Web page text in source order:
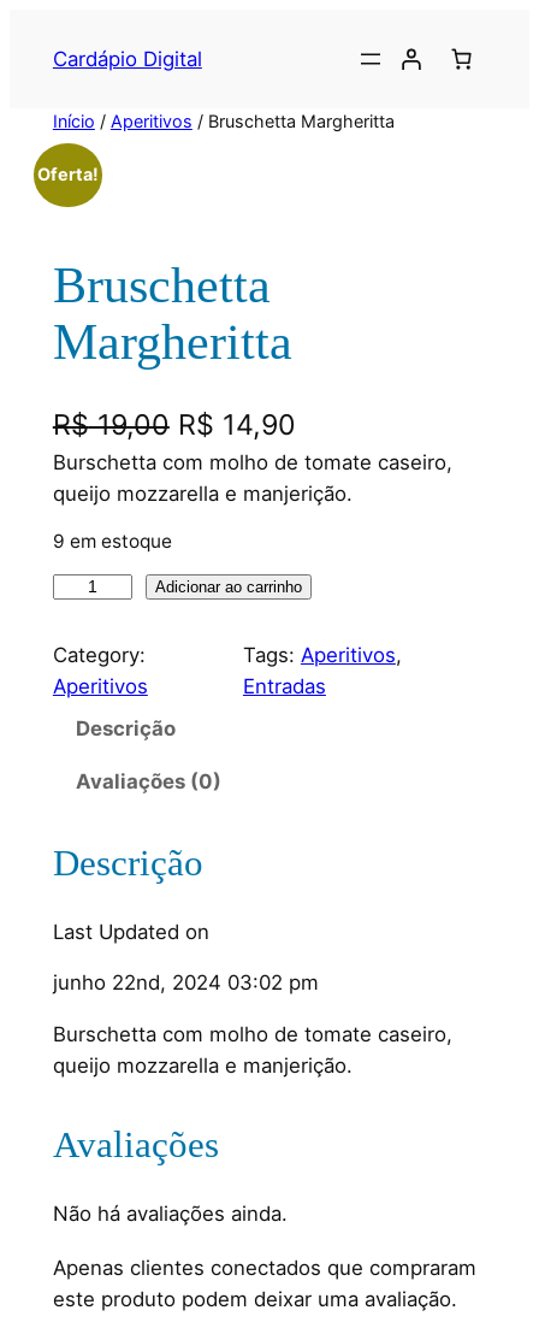
Cardápio Digital
Início / Aperitivos / Bruschetta Margheritta
Oferta!
Bruschetta
Margheritta
R$19,00 R$ 14,90
Burschetta com molho de tomate caseiro,
queijo mozzarella e manjerição.
9 em estoque
Adicionar ao carrinho
Category:
Aperitivos
Tags: Aperitivos
Entradas
Descrição
Avaliações (0)
Descrição
Last Updated on
junho 22nd, 2024 03:02 pm
Burschetta com molho de tomate caseiro,
queijo mozzarella e manjerição.
Avaliações
Não há avaliações ainda.
Apenas clientes conectados que compraram
este produto podem deixar uma avaliação.